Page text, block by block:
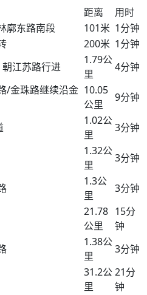
距离
用时
廓东路南段
101米 1分钟
200米 1分钟
江苏路行进
1.79公
里
4分钟
/金珠路继续沿金 10.05
公里
9分钟
1.02公
里
3分钟
1.32公
里
3分钟
1.3公
里
3分钟
21.78
公里
15分
钟
1.38公
里
3分钟
31.2公
里
21分
钟